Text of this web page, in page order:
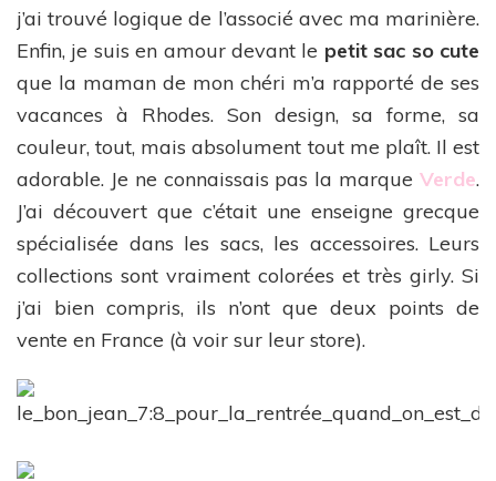
j’ai trouvé logique de l’associé avec ma marinière.
Enfin, je suis en amour devant le petit sac so cute
que la maman de mon chéri m’a rapporté de ses
vacances à Rhodes. Son design, sa forme, sa
couleur, tout, mais absolument tout me plaît. Il est
adorable. Je ne connaissais pas la marque Verde.
J’ai découvert que c’était une enseigne grecque
spécialisée dans les sacs, les accessoires. Leurs
collections sont vraiment colorées et très girly. Si
j’ai bien compris, ils n’ont que deux points de
vente en France (à voir sur leur store).